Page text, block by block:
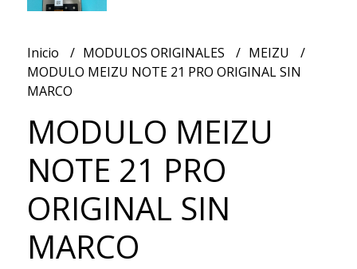
Inicio MODULOS ORIGINALES
MEIZU
MODULO MEIZU NOTE 21 PRO ORIGINAL SIN
MARCO
MODULO MEIZU
NOTE 21 PRO
ORIGINAL SIN
MARCO